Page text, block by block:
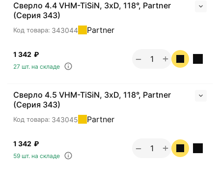
Сверло 4.4 VHM-TiSiN, 3хD, 118°, Partner
(Серия 343)
Код товара: 343044 Partner
1 342 ₽
27 шт. на складе
+
−
Сверло 4.5 VHM-TiSiN, 3хD, 118°, Partner
(Серия 343)
Код товара: 343045 Partner
1 342 ₽
59 шт. на складе
+
−